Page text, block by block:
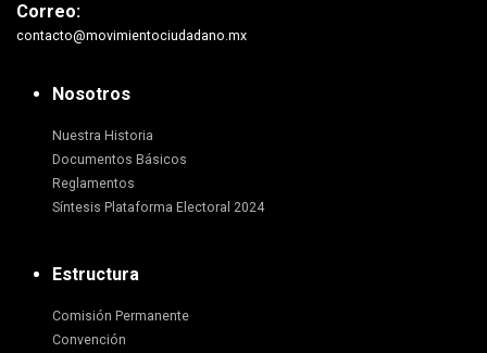
Correo:
contacto@movimientociudadano.mx
Nosotros
Nuestra Historia
Documentos Básicos
Reglamentos
Síntesis Plataforma Electoral 2024
Estructura
Comisión Permanente
Convención